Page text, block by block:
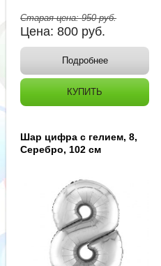
Старая цена:950руб.
Цена:800 руб.
Подробнее
КУПИТЬ
Шар цифра с гелием, 8,
Серебро, 102 см